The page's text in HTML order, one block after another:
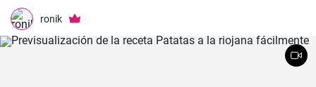
el puré y cocinamos hasta que todo esté suave. Finalmente
agregamos la crema y dejamos que hierva.
ronik